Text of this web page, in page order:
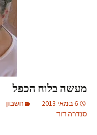
מעשה בלוח הכפל
6 במאי 2013 חשבון
סנדרה דוד